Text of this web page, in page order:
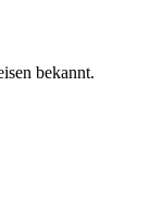
bekannt.